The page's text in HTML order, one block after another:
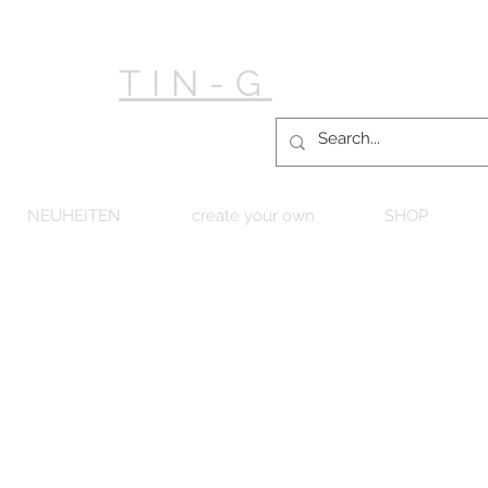
TIN-G
NEUHEITEN create your own SHOP